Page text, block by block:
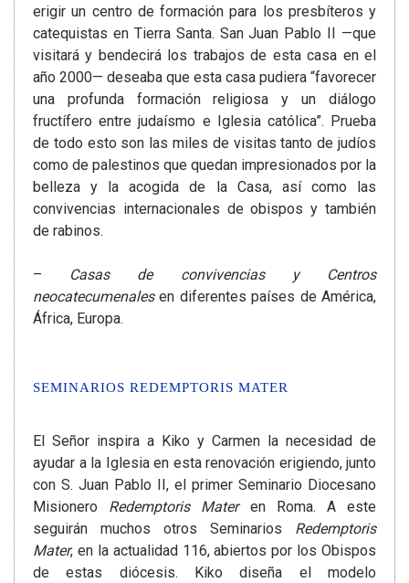
erigir un centro de formación para los presbíteros y
catequistas en Tierra Santa. San Juan Pablo II —que
visitará y bendecirá los trabajos de esta casa en el
año 2000— deseaba que esta casa pudiera “favorecer
una profunda formación religiosa y un diálogo
fructífero entre judaísmo e Iglesia católica”. Prueba
de todo esto son las miles de visitas tanto de judíos
como de palestinos que quedan impresionados por la
belleza y la acogida de la Casa, así como las
convivencias internacionales de obispos y también
de rabinos.
– Casas de convivencias y Centros
neocatecumenalesen diferentes países de América,
África, Europa.
SEMINARIOS REDEMPTORIS MATER
El Señor inspira a Kiko y Carmen la necesidad de
ayudar a la Iglesia en esta renovación erigiendo, junto
con S. Juan Pablo II, el primer Seminario Diocesano
Misionero Redemptoris Materen Roma. A este
seguirán muchos otros Seminarios Redemptoris
Mater, en la actualidad 116, abiertos por los Obispos
de estas diócesis. Kiko diseña el modelo